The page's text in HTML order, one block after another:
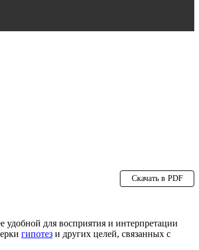
Скачать в PDF
удобной для восприятия и интерпретации
гипотез и других целей, связанных с